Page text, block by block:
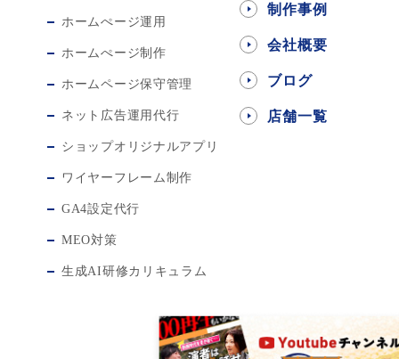
ホームぺージ運用
ホームぺージ制作
ホームページ保守管理
ネット広告運用代行
ショップオリジナルアプリ
ワイヤーフレーム制作
GA4設定代行
MEO対策
生成AI研修カリキュラム
制作事例
会社概要
ブログ
店舗一覧